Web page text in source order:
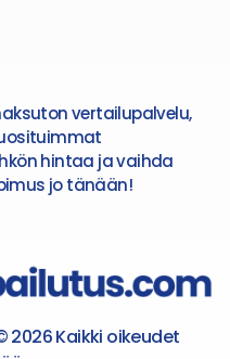
vertailupalvelu,
hintaa ja vaihda
jo tänään!
Kaikki oikeudet